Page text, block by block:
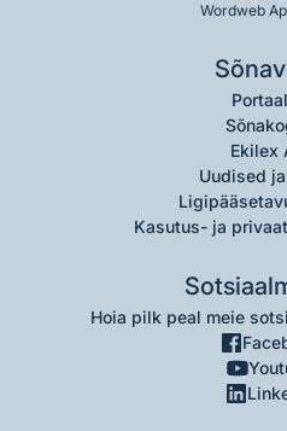
Wordweb
Ekilex
Uudised
Kasutus- ja
Hoia pilk peal meie